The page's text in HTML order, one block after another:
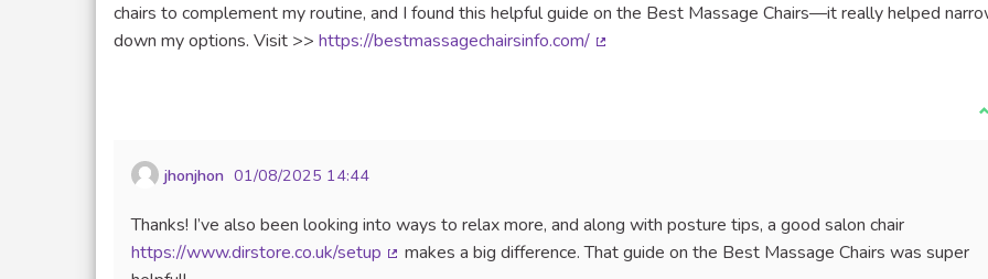
chairs to complement my routine, and I found this helpful guide on the Best Massage Chairs—it really helped
down my options. Visit >> https://bestmassagechairsinfo.com/
jhonjhon 01/08/2025 14:44
Thanks! I’ve also been looking into ways to relax more, and along with posture tips, a good salon chair
https://www.dirstore.co.uk/setup
makes a big difference. That guide on the Best Massage Chairs was super